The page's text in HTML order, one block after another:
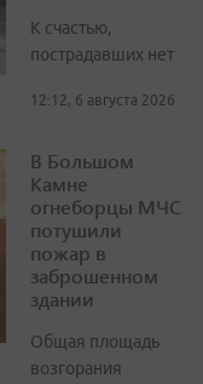
К счастью,
пострадавших нет
12:12, 6 августа 2026
В Большом
Камне
огнеборцы МЧС
потушили
пожар в
заброшенном
здании
Общая площадь
возгорания